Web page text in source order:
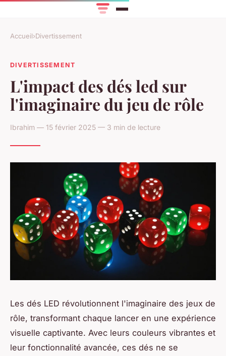
Accueil›Divertissement
DIVERTISSEMENT
L'impact des dés led sur
l'imaginaire du jeu de rôle
Ibrahim — 15 février 2025 — 3 min de lecture
Les dés LED révolutionnent l'imaginaire des jeux de
rôle, transformant chaque lancer en une expérience
visuelle captivante. Avec leurs couleurs vibrantes et
leur fonctionnalité avancée, ces dés ne se